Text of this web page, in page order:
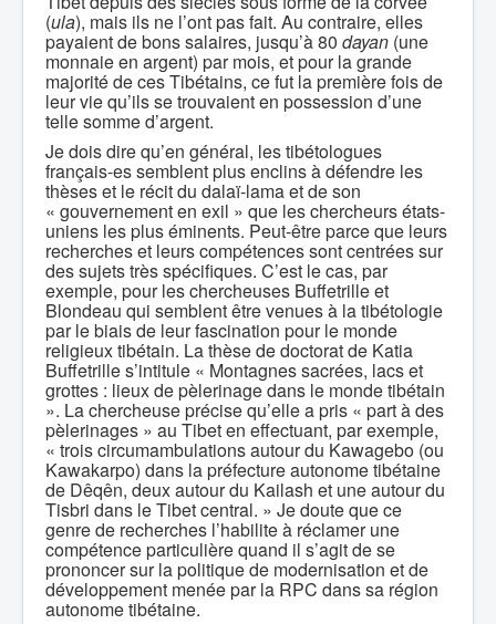
(ula), mais ils ne l’ont pas fait. Au contraire, elles
payaient de bons salaires, jusqu’à 80 dayan (une
monnaie en argent) par mois, et pour la grande
majorité de ces Tibétains, ce fut la première fois de
leur vie qu’ils se trouvaient en possession d’une
telle somme d’argent.
Je dois dire qu’en général, les tibétologues
français-es semblent plus enclins à défendre les
thèses et le récit du dalaï-lama et de son
« gouvernement en exil » que les chercheurs états-
uniens les plus éminents. Peut-être parce que leurs
recherches et leurs compétences sont centrées sur
des sujets très spécifiques. C’est le cas, par
exemple, pour les chercheuses Buffetrille et
Blondeau qui semblent être venues à la tibétologie
par le biais de leur fascination pour le monde
religieux tibétain. La thèse de doctorat de Katia
Buffetrille s’intitule « Montagnes sacrées, lacs et
grottes : lieux de pèlerinage dans le monde tibétain
». La chercheuse précise qu’elle a pris « part à des
pèlerinages » au Tibet en effectuant, par exemple,
« trois circumambulations autour du Kawagebo (ou
Kawakarpo) dans la préfecture autonome tibétaine
de Dêqên, deux autour du Kailash et une autour du
Tisbri dans le Tibet central. » Je doute que ce
genre de recherches l’habilite à réclamer une
compétence particulière quand il s’agit de se
prononcer sur la politique de modernisation et de
développement menée par la RPC dans sa région
autonome tibétaine.